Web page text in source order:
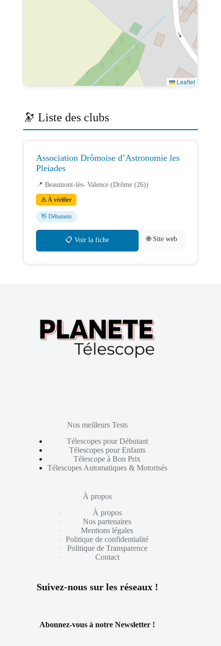
Leaflet
🔭 Liste des clubs
Association Drômoise d’Astronomie les
Pleiades
📍 Beaumont-lès- Valence (Drôme (26))
⚠ À vérifier
👋 Débutants
📋 Voir la fiche 🌐 Site web
Nos meilleurs Tests
Télescopes pour Débutant
Télescopes pour Enfants
Télescope à Bon Prix
Télescopes Automatiques & Motorisés
À propos
À propos
Nos partenaires
Mentions légales
Politique de confidentialité
Politique de Transparence
Contact
Suivez-nous sur les réseaux !
Abonnez-vous à notre Newsletter !